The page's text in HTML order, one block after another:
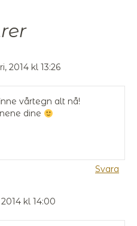
2014 kl 13:26
vårtegn alt nå!
dine
Svara
kl 14:00